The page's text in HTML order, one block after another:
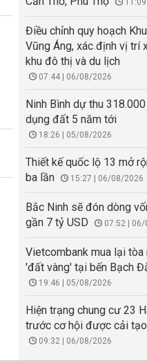
Điều chỉnh quy hoạch
Vũng Áng, xác định vị trí
khu đô thị và du lịch
07:44 | 06/08/2026
Ninh Bình dự thu
dụng đất 5 năm tới
18:26 | 05/08/2026
Thiết kế quốc lộ 13 mở
ba lần
15:27 | 06/08/2026
Bắc Ninh sẽ đón dòng
gần 7 tỷ USD
07:52 |
Vietcombank mua lại tòa
'đất vàng' tại bến Bạch
19:46 | 05/08/2026
Hiện trạng chung cư 23
trước cơ hội được cải tạo
09:32 | 06/08/2026